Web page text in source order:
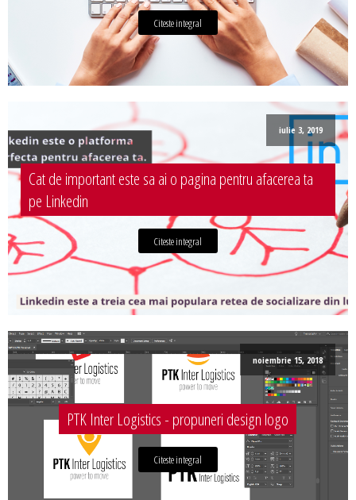
Citeste integral
iulie 3, 2019
Cat de important este sa ai o pagina pentru afacerea ta
pe Linkedin
Citeste integral
noiembrie 15, 2018
PTK Inter Logistics - propuneri design logo
Citeste integral